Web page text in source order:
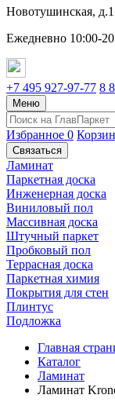
Новотушинская, д.1
Ежедневно 10:00-
+7 495 927-97-77 8
Меню
Избранное 0
Связаться
Ламинат
Паркетная доска
Инженерная доска
Виниловый пол
Массивная доска
Штучный паркет
Пробковый пол
Террасная доска
Паркетная химия
Покрытия для стен
Плинтус
Подложка
Главная
Каталог
Ламинат
Ламинат